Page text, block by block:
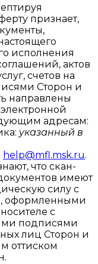
признает,
исполнения
актов
счетов на
Сторон и
направлены
адресам:
указанный в
help@mfl.msk.ru.
что скан-
имеют
силу с
оформленными
с
подписями
лиц Сторон и
оттиском